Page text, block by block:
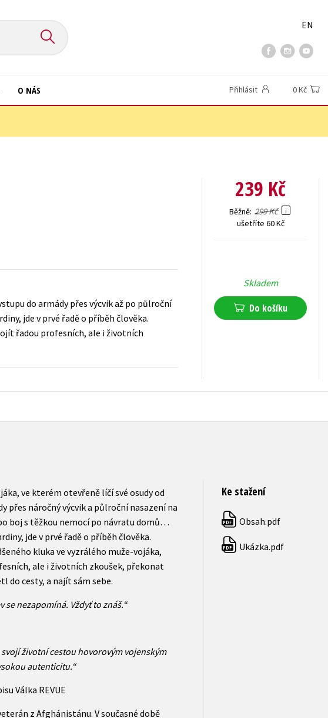
EN
literatura
styl
O NÁS Přihlásit 0 Kč
do armády přes výcvik až po půlroční
jde v prvé řadě o příběh člověka.
řadou profesních, ale i životních
239 Kč
Běžně 299 Kč
ušetříte 60 Kč
Skladem
Do košíku
ve kterém otevřeně líčí své osudy od
přes náročný výcvik a půlroční nasazení na
boj s těžkou nemocí po návratu domů…
jde v prvé řadě o příběh člověka.
kluka ve vyzrálého muže-vojáka,
ale i životních zkoušek, překonat
do cesty, a najít sám sebe.
se nezapomíná. Vždyť to znáš.“
životní cestou hovorovým vojenským
autenticitu.“
Válka REVUE
z Afghánistánu. V současné době
Ke stažení
PDF Obsah.pdf
PDF Ukázka.pdf